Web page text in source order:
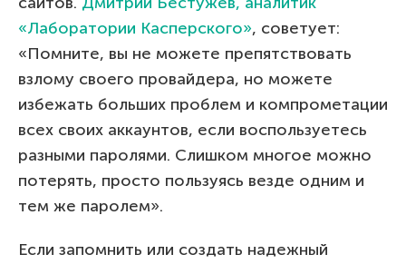
«Лаборатории Касперского», советует:
«Помните, вы не можете препятствовать
взлому своего провайдера, но можете
избежать больших проблем и компрометации
всех своих аккаунтов, если воспользуетесь
разными паролями. Слишком многое можно
потерять, просто пользуясь везде одним и
тем же паролем».
Если запомнить или создать надежный